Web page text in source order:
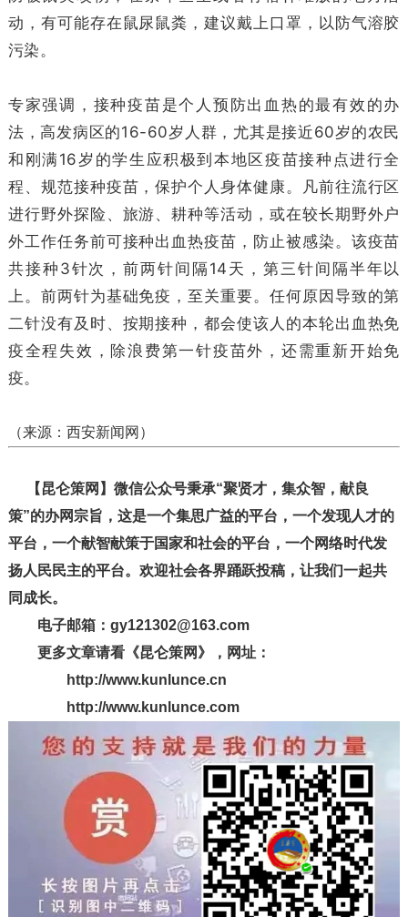
动，有可能存在鼠尿鼠粪，建议戴上口罩，以防气溶胶
污染。
专家强调，接种疫苗是个人预防出血热的最有效的办
法，高发病区的16-60岁人群，尤其是接近60岁的农民
和刚满16岁的学生应积极到本地区疫苗接种点进行全
程、规范接种疫苗，保护个人身体健康。凡前往流行区
进行野外探险、旅游、耕种等活动，或在较长期野外户
外工作任务前可接种出血热疫苗，防止被感染。该疫苗
共接种3针次，前两针间隔14天，第三针间隔半年以
上。前两针为基础免疫，至关重要。任何原因导致的第
二针没有及时、按期接种，都会使该人的本轮出血热免
疫全程失效，除浪费第一针疫苗外，还需重新开始免
疫。
（来源：西安新闻网）
【昆仑策网】微信公众号秉承“聚贤才，集众智，献良
策”的办网宗旨，这是一个集思广益的平台，一个发现人才的
平台，一个献智献策于国家和社会的平台，一个网络时代发
扬人民民主的平台。欢迎社会各界踊跃投稿，让我们一起共
同成长。
电子邮箱：gy121302@163.com
更多文章请看《昆仑策网》，网址：
http://www.kunlunce.cn
http://www.kunlunce.com